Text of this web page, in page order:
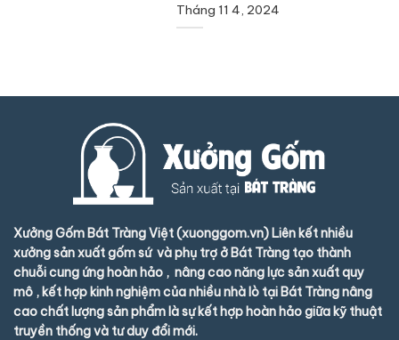
Tháng 11 4, 2024
Xưởng Gốm Bát Tràng Việt (xuonggom.vn) Liên kết nhiều
xưởng sản xuất gốm sứ và phụ trợ ở Bát Tràng tạo thành
chuỗi cung ứng hoàn hảo , nâng cao năng lực sản xuất quy
mô , kết hợp kinh nghiệm của nhiều nhà lò tại Bát Tràng nâng
cao chất lượng sản phẩm là sự kết hợp hoàn hảo giữa kỹ thuật
truyền thống và tư duy đổi mới.